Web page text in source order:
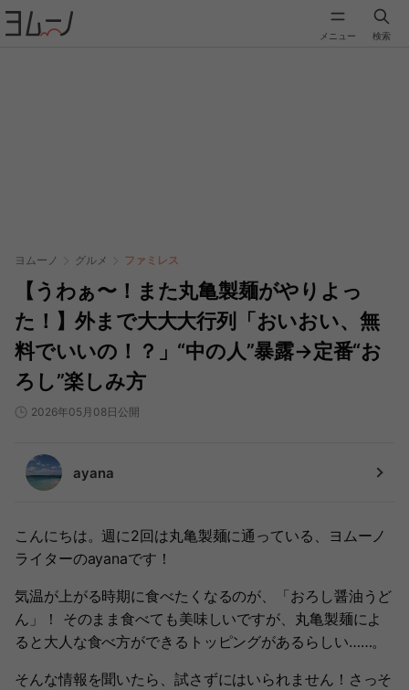
メニュー 検索
ヨムーノ グルメ ファミレス
【うわぁ〜！また丸亀製麺がやりよっ
た！】外まで大大大行列「おいおい、無
料でいいの！？」“中の人”暴露→定番“お
ろし”楽しみ方
2026年05月08日公開
ayana
こんにちは。週に2回は丸亀製麺に通っている、ヨムーノ
ライターのayanaです！
気温が上がる時期に食べたくなるのが、「おろし醤油うど
ん」！ そのまま食べても美味しいですが、丸亀製麺によ
ると大人な食べ方ができるトッピングがあるらしい……。
そんな情報を聞いたら、試さずにはいられません！さっそ